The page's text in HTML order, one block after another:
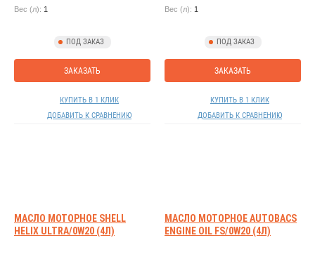
Вес (л): 1
ПОД ЗАКАЗ
ЗАКАЗАТЬ
КУПИТЬ В 1 КЛИК
ДОБАВИТЬ К СРАВНЕНИЮ
Вес (л): 1
ПОД ЗАКАЗ
ЗАКАЗАТЬ
КУПИТЬ В 1 КЛИК
ДОБАВИТЬ К СРАВНЕНИЮ
МАСЛО МОТОРНОЕ SHELL
HELIX ULTRA/0W20 (4Л)
МАСЛО МОТОРНОЕ AUTOBACS
ENGINE OIL FS/0W20 (4Л)